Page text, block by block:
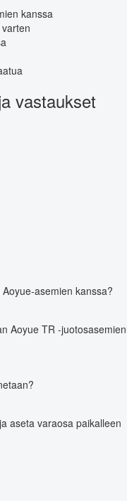
kanssa
vastaukset
asemien kanssa?
Aoyue TR -juotosasemien
aseta varaosa paikalleen